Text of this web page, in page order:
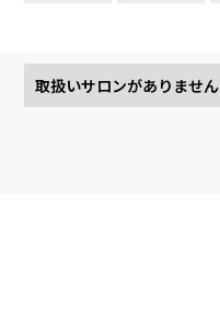
取扱いサロンがありません